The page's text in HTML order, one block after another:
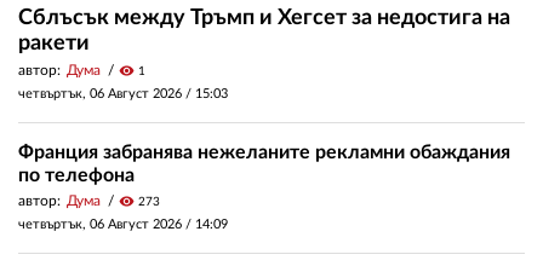
Сблъсък между Тръмп и Хегсет за недостига на
ракети
автор: Дума visibility 1
четвъртък, 06 Август 2026 / 15:03
Франция забранява нежеланите рекламни обаждания
по телефона
автор: Дума visibility 273
четвъртък, 06 Август 2026 / 14:09